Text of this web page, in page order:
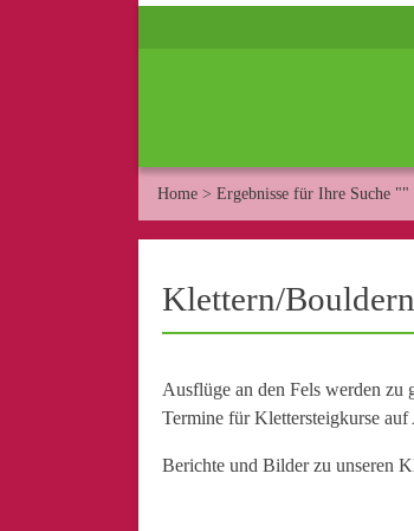
Home > Ergebnisse für Ihre Suche ""
Klettern/Bouldern
Ausflüge an den Fels werden zu
Termine für Klettersteigkurse auf
Berichte und Bilder zu unseren